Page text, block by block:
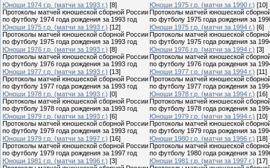
Юноши 1974 г.р. (матчи за 1993 г.) [8]
Протоколы матчей юношеской сборной России
по футболу 1974 года рождения за 1993 год
Юноши 1975 г.р. (матчи за 1990 г.) [10]
Протоколы матчей юношеской
по футболу 1975 года рождения за
Юноши 1975 г.р. (матчи за 1993 г.) [12]
Протоколы матчей юношеской сборной России
по футболу 1975 года рождения за 1993 год
Юноши 1975 г.р. (матчи за 1994 г.) [6]
Протоколы матчей юношеской
по футболу 1975 года рождения за
Юноши 1976 г.р. (матчи за 1993 г.) [8]
Протоколы матчей юношеской сборной России
по футболу 1976 года рождения за 1993 год
Юноши 1976 г.р. (матчи за 1994 г.) [3]
Протоколы матчей юношеской
по футболу 1976 года рождения за
Юноши 1977 г.р. (матчи за 1993 г.) [13]
Протоколы матчей юношеской сборной России
по футболу 1977 года рождения за 1993 год
Юноши 1977 г.р. (матчи за 1994 г.) [11]
Протоколы матчей юношеской
по футболу 1977 года рождения за
Юноши 1978 г.р. (матчи за 1993 г.) [0]
Протоколы матчей юношеской сборной России
по футболу 1978 года рождения за 1993 год
Юноши 1978 г.р. (матчи за 1994 г.) [16]
Протоколы матчей юношеской
по футболу 1978 года рождения за
Юноши 1979 г.р. (матчи за 1993 г.) [6]
Протоколы матчей юношеской сборной России
по футболу 1979 года рождения за 1993 год
Юноши 1979 г.р. (матчи за 1994 г.) [10]
Протоколы матчей юношеской
по футболу 1979 года рождения за
Юноши 1979 г.р. (матчи за 1997 г.) [16]
Протоколы матчей юношеской сборной России
по футболу 1979 года рождения за 1997 год
Юноши 1980 г.р. (матчи за 1996 г.) [18]
Протоколы матчей юношеской
по футболу 1980 года рождения за
Юноши 1981 г.р. (матчи за 1996 г.) [3]
Юноши 1981 г.р. (матчи за 1997 г.) [17]